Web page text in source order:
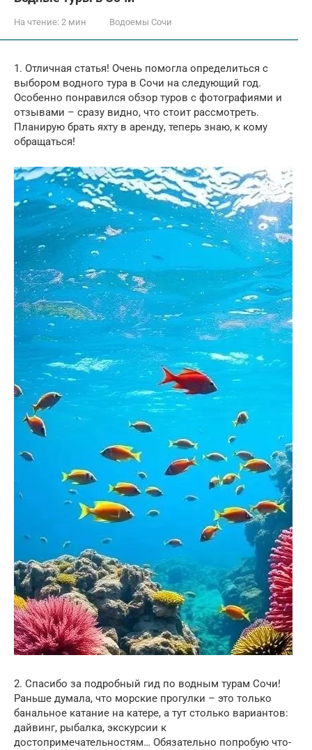
На чтение: 2 мин Водоемы Сочи
1. Отличная статья! Очень помогла определиться с
выбором водного тура в Сочи на следующий год.
Особенно понравился обзор туров с фотографиями и
отзывами – сразу видно, что стоит рассмотреть.
Планирую брать яхту в аренду, теперь знаю, к кому
обращаться!
2. Спасибо за подробный гид по водным турам Сочи!
Раньше думала, что морские прогулки – это только
банальное катание на катере, а тут столько вариантов:
дайвинг, рыбалка, экскурсии к
достопримечательностям… Обязательно попробую что-